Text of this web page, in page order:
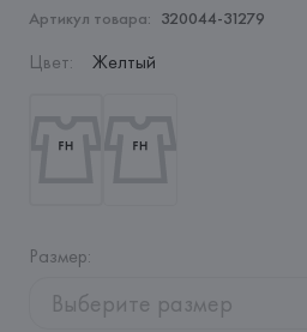
Артикул товара: 320044-31279
Цвет: Желтый
Размер:
Выберите размер